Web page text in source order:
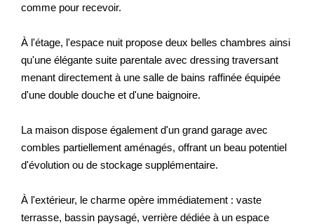
comme pour recevoir.
À l'étage, l'espace nuit propose deux belles chambres ainsi
qu'une élégante suite parentale avec dressing traversant
menant directement à une salle de bains raffinée équipée
d'une double douche et d'une baignoire.
La maison dispose également d'un grand garage avec
combles partiellement aménagés, offrant un beau potentiel
d'évolution ou de stockage supplémentaire.
À l'extérieur, le charme opère immédiatement : vaste
terrasse, bassin paysagé, verrière dédiée à un espace